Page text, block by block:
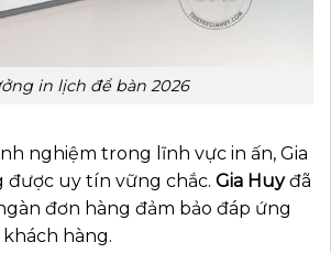
in lịch để bàn 2026
nghiệm trong lĩnh vực in ấn, Gia
được uy tín vững chắc. Gia Huyđã
đơn hàng đảm bảo đáp ứng
hàng.